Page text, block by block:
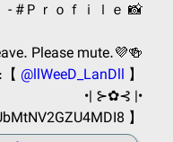
- #Ｐｒｏｆｉｌｅ 📸
Please mute.💜🍻
@llWeeD_LanDll 】
•| ⊱✿⊰ |•
】